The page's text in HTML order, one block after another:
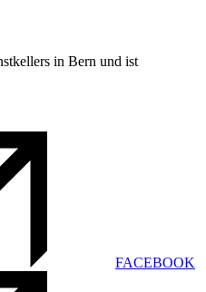
in Bern und ist
FACEBOOK